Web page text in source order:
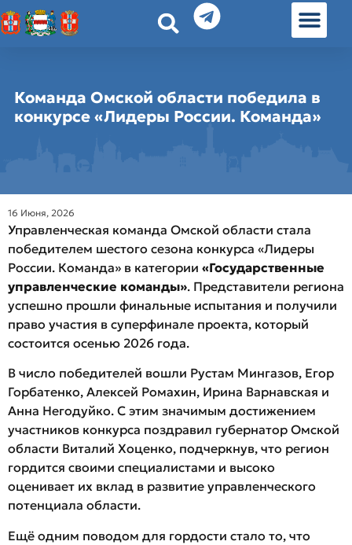
Команда Омской области победила в
конкурсе «Лидеры России. Команда»
16 Июня, 2026
Управленческая команда Омской области стала
победителем шестого сезона конкурса «Лидеры
России. Команда» в категории «Государственные
управленческие команды». Представители региона
успешно прошли финальные испытания и получили
право участия в суперфинале проекта, который
состоится осенью 2026 года.
В число победителей вошли Рустам Мингазов, Егор
Горбатенко, Алексей Ромахин, Ирина Варнавская и
Анна Негодуйко. С этим значимым достижением
участников конкурса поздравил губернатор Омской
области Виталий Хоценко, подчеркнув, что регион
гордится своими специалистами и высоко
оценивает их вклад в развитие управленческого
потенциала области.
Ещё одним поводом для гордости стало то, что